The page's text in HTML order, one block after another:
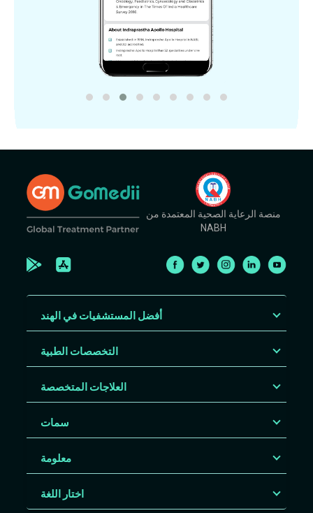
منصة الرعاية الصحية المعتمدة من
NABH
أفضل المستشفيات في الهند
التخصصات الطبية
العلاجات المتخصصة
سمات
معلومة
اختار اللغة